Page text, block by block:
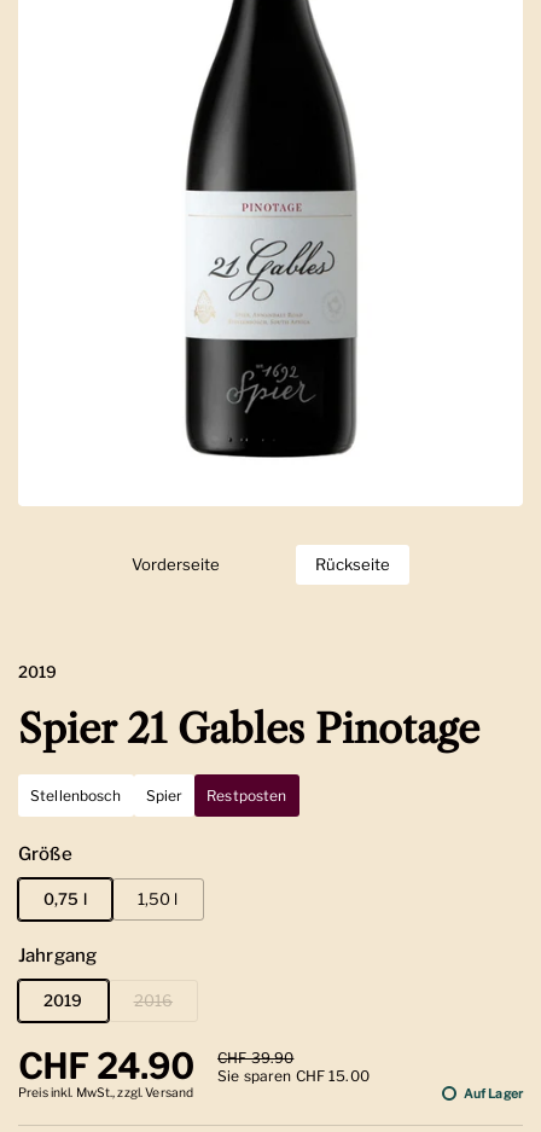
Zeige Folie 1
Vorderseite Zeige Folie 2
Rückseite
2019
Spier 21 Gables Pinotage
Stellenbosch Spier Restposten
Größe
0,75 l 1,50 l
Jahrgang
2019 2016
Regulärer Preis
CHF 24.90 Sale-Preis
CHF 39.90
Sie sparen CHF 15.00
Preis inkl. MwSt., zzgl. Versand Auf Lager